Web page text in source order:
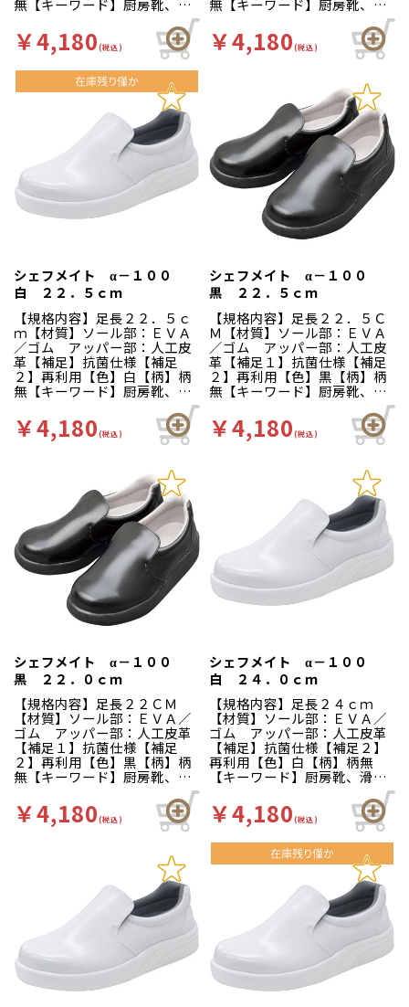
無【キーワード】厨房靴、滑
りにくい、工場 靴底は軽く
て滑りにくいハイグリップ仕
様。長時間の作業による疲労
を軽減、快適な着用感のため
に様々な工夫がされていま
す。インソールの表面には抗
菌加工を施しており、清潔で
す。食品加工厨房用スニーカ
ー「シェフメイト」は清潔・
耐滑・快適を基本コンセプト
に開発されました。滑りにく
い…滑りにくい防滑グリット
ソールには他方向に効くウィ
ンドミルパターンを採用。滑
りやすい床や雨の日等にも優
クッション性の良いインソー
ルが長時間の立ち作業をサポ
ートします。足幅ゆったり３
Ｅサイズ…つま先部分までゆ
ったりとした３Ｅ設計。
￥4,180(税込)
無【キーワード】厨房靴、滑
りにくい、工場 靴底は軽く
て滑りにくいハイグリップ仕
様。長時間の作業による疲労
を軽減、快適な着用感のため
す。インソールの表面には抗
菌加工を施しており、清潔で
す。食品加工厨房用スニーカ
ー「シェフメイト」は清潔・
耐滑・快適を基本コンセプト
に開発されました。滑りにく
い…滑りにくい防滑グリット
ソールには他方向に効くウィ
ンドミルパターンを採用。滑
りやすい床や雨の日等にも優
れた防滑性を発揮します。疲
クッション性の良いインソー
ルが長時間の立ち作業をサポ
ートします。足幅ゆったり３
Ｅサイズ…つま先部分までゆ
ったりとした３Ｅ設計。
￥4,180(税込)
シェフメイト α－１００
白 ２２．５ｃｍ
【規格内容】足長２２．５ｃ
ｍ【材質】ソール部：ＥＶＡ
／ゴム アッパー部：人工皮
革【補足】抗菌仕様【補足
２】再利用【色】白【柄】柄
無【キーワード】厨房靴、滑
りにくい、工場 靴底は軽く
て滑りにくいハイグリップ仕
様。長時間の作業による疲労
を軽減、快適な着用感のため
す。インソールの表面には抗
菌加工を施しており、清潔で
す。食品加工厨房用スニーカ
ー「シェフメイト」は清潔・
耐滑・快適を基本コンセプト
に開発されました。滑りにく
い…滑りにくい防滑グリット
ソールには他方向に効くウィ
ンドミルパターンを採用。滑
りやすい床や雨の日等にも優
れた防滑性を発揮します。疲
クッション性の良いインソー
ルが長時間の立ち作業をサポ
ートします。足幅ゆったり３
Ｅサイズ…つま先部分までゆ
ったりとした３Ｅ設計。
￥4,180(税込)
シェフメイト α－１００
黒 ２２．５ｃｍ
【規格内容】足長２２．５Ｃ
Ｍ【材質】ソール部：ＥＶＡ
／ゴム アッパー部：人工皮
革【補足１】抗菌仕様【補足
２】再利用【色】黒【柄】柄
無【キーワード】厨房靴、滑
りにくい、工場 靴底は軽く
て滑りにくいハイグリップ仕
様。長時間の作業による疲労
を軽減、快適な着用感のため
す。インソールの表面には抗
菌加工を施しており、清潔で
す。食品加工厨房用スニーカ
ー「シェフメイト」は清潔・
耐滑・快適を基本コンセプト
に開発されました。滑りにく
い…滑りにくい防滑グリット
ソールには他方向に効くウィ
ンドミルパターンを採用。滑
りやすい床や雨の日等にも優
クッション性の良いインソー
ルが長時間の立ち作業をサポ
ートします。足幅ゆったり３
Ｅサイズ…つま先部分までゆ
ったりとした３Ｅ設計。
￥4,180(税込)
シェフメイト α－１００
黒 ２２．０ｃｍ
【規格内容】足長２２ＣＭ
【材質】ソール部：ＥＶＡ／
ゴム アッパー部：人工皮革
【補足１】抗菌仕様【補足
２】再利用【色】黒【柄】柄
無【キーワード】厨房靴、滑
りにくい、工場 靴底は軽く
て滑りにくいハイグリップ仕
様。長時間の作業による疲労
を軽減、快適な着用感のため
す。インソールの表面には抗
菌加工を施しており、清潔で
す。食品加工厨房用スニーカ
ー「シェフメイト」は清潔・
耐滑・快適を基本コンセプト
に開発されました。滑りにく
い…滑りにくい防滑グリット
ソールには他方向に効くウィ
ンドミルパターンを採用。滑
りやすい床や雨の日等にも優
￥4,180(税込)
シェフメイト α－１００
白 ２４．０ｃｍ
【規格内容】足長２４ｃｍ
【材質】ソール部：ＥＶＡ／
ゴム アッパー部：人工皮革
【補足】抗菌仕様【補足２】
再利用【色】白【柄】柄無
【キーワード】厨房靴、滑り
にくい、工場 靴底は軽くて
滑りにくいハイグリップ仕
様。長時間の作業による疲労
を軽減、快適な着用感のため
に様々な工夫がされていま
す。インソールの表面には抗
菌加工を施しており、清潔で
す。食品加工厨房用スニーカ
ー「シェフメイト」は清潔・
耐滑・快適を基本コンセプト
に開発されました。滑りにく
い…滑りにくい防滑グリット
ソールには他方向に効くウィ
ンドミルパターンを採用。滑
りやすい床や雨の日等にも優
￥4,180(税込)